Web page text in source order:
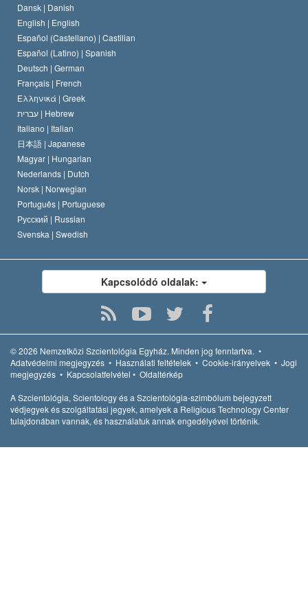
A Szcientológus kódex
David Miscavige
Nyilatkozat a vallásról
Dansk | Danish
English | English
Español (Castellano) | Castilian
Español (Latino) | Spanish
Deutsch | German
Français | French
Ελληνικά | Greek
עברית | Hebrew
Italiano | Italian
日本語 | Japanese
Magyar | Hungarian
Nederlands | Dutch
Norsk | Norwegian
Português | Portuguese
Русский | Russian
Svenska | Swedish
Kapcsolódó oldalak:
© 2026 Nemzetközi Szcientológia Egyház. Minden jog fenntartva. •
Adatvédelmi megjegyzés • Használati feltételek • Cookie-irányelvek • Jogi
megjegyzés • Kapcsolatfelvétel • Oldaltérkép
A Szcientológia, Scientology és a Szcientológia-szimbólum bejegyzett
védjegyek és szolgáltatási jegyek, amelyek a Religious Technology Center
tulajdonában vannak, és használatuk annak engedélyével történik.